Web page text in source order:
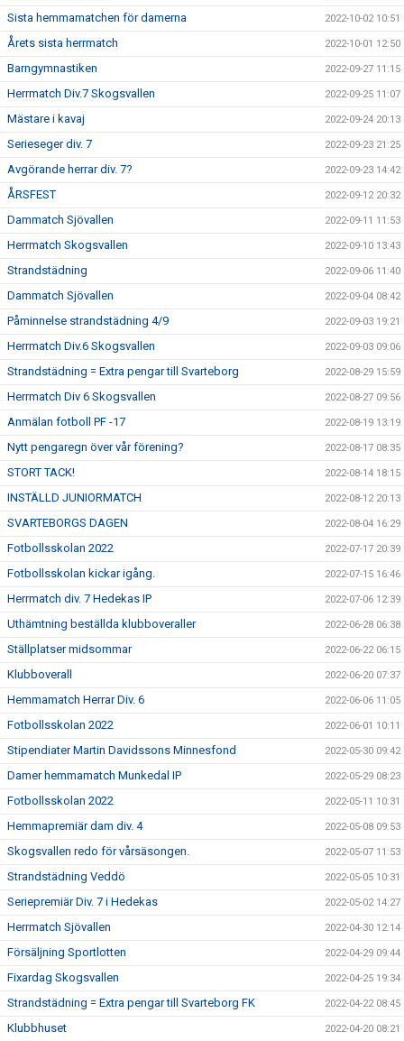
Sista hemmamatchen för damerna 2022-10-02 10:51
Årets sista herrmatch 2022-10-01 12:50
Barngymnastiken 2022-09-27 11:15
Herrmatch Div.7 Skogsvallen 2022-09-25 11:07
Mästare i kavaj 2022-09-24 20:13
Serieseger div. 7 2022-09-23 21:25
Avgörande herrar div. 7? 2022-09-23 14:42
ÅRSFEST 2022-09-12 20:32
Dammatch Sjövallen 2022-09-11 11:53
Herrmatch Skogsvallen 2022-09-10 13:43
Strandstädning 2022-09-06 11:40
Dammatch Sjövallen 2022-09-04 08:42
Påminnelse strandstädning 4/9 2022-09-03 19:21
Herrmatch Div.6 Skogsvallen 2022-09-03 09:06
Strandstädning = Extra pengar till Svarteborg 2022-08-29 15:59
Herrmatch Div 6 Skogsvallen 2022-08-27 09:56
Anmälan fotboll PF -17 2022-08-19 13:19
Nytt pengaregn över vår förening? 2022-08-17 08:35
STORT TACK! 2022-08-14 18:15
INSTÄLLD JUNIORMATCH 2022-08-12 20:13
SVARTEBORGS DAGEN 2022-08-04 16:29
Fotbollsskolan 2022 2022-07-17 20:39
Fotbollsskolan kickar igång. 2022-07-15 16:46
Herrmatch div. 7 Hedekas IP 2022-07-06 12:39
Uthämtning beställda klubboveraller 2022-06-28 06:38
Ställplatser midsommar 2022-06-22 06:15
Klubboverall 2022-06-20 07:37
Hemmamatch Herrar Div. 6 2022-06-06 11:05
Fotbollsskolan 2022 2022-06-01 10:11
Stipendiater Martin Davidssons Minnesfond 2022-05-30 09:42
Damer hemmamatch Munkedal IP 2022-05-29 08:23
Fotbollsskolan 2022 2022-05-11 10:31
Hemmapremiär dam div. 4 2022-05-08 09:53
Skogsvallen redo för vårsäsongen. 2022-05-07 11:53
Strandstädning Veddö 2022-05-05 10:31
Seriepremiär Div. 7 i Hedekas 2022-05-02 14:27
Herrmatch Sjövallen 2022-04-30 12:14
Försäljning Sportlotten 2022-04-29 09:44
Fixardag Skogsvallen 2022-04-25 19:34
Strandstädning = Extra pengar till Svarteborg FK 2022-04-22 08:45
Klubbhuset 2022-04-20 08:21